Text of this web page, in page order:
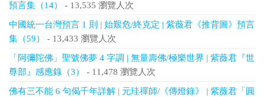
預言集（14）
- 13,535 瀏覽人次
中國統一台灣預言 1 則 | 始艱危/終克定 | 紫薇君《推背圖》預言
集（59）
- 13,433 瀏覽人次
「阿彌陀佛」聖號佛夢 4 字調 | 無量壽佛/極樂世界 | 紫薇君『世
尊部』感應錄（3）
- 11,478 瀏覽人次
佛有三不能 6 句偈千年詳解 | 元珪禪師/《傳燈錄》 | 紫薇君「圓